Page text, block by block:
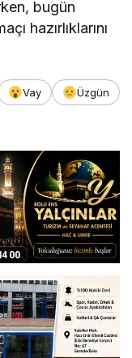
bugün
hazırlıklarını
Vay
Üzgün